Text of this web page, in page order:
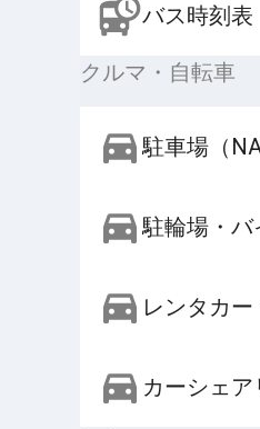
バス時刻表
クルマ・自転車
駐車場（
駐輪場・
レンタカ
カーシェア